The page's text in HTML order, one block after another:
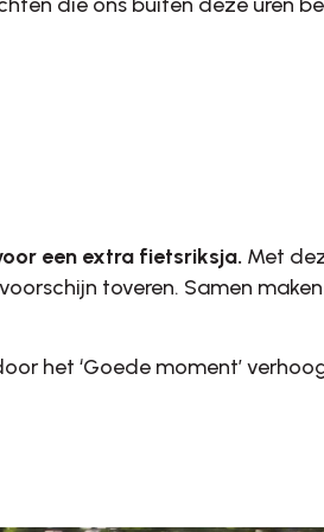
een extra fietsriksja. Met
toveren. Samen
het ‘Goede moment’